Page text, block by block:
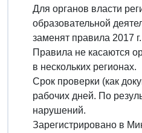
Для органов власти
образовательной
заменят правила 2017 г.
Правила не касаются
в нескольких регионах.
Срок проверки (как
рабочих дней. По
нарушений.
Зарегистрировано в